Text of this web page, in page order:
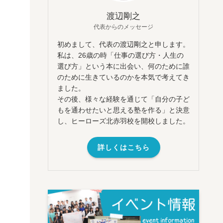
渡辺剛之
代表からのメッセージ
初めまして、代表の渡辺剛之と申します。
私は、26歳の時「仕事の選び方・人生の
選び方」という本に出会い、何のために誰
のために生きているのかを本気で考えてき
ました。
その後、様々な経験を通じて「自分の子ど
もを通わせたいと思える塾を作る」と決意
し、ヒーローズ北赤羽校を開校しました。
詳しくはこちら